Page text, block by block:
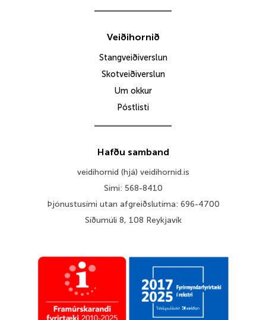
Veiðihornið
Stangveiðiverslun
Skotveiðiverslun
Um okkur
Póstlisti
Hafðu samband
veidihornid (hjá) veidihornid.is
Sími: 568-8410
Þjónustusími utan afgreiðslutíma: 696-4700
Síðumúli 8, 108 Reykjavík